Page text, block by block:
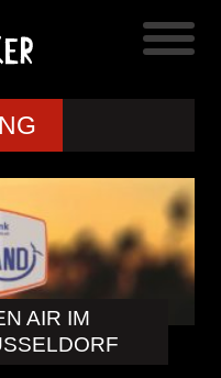
AIR IM